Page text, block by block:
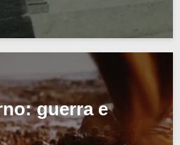
guerra e